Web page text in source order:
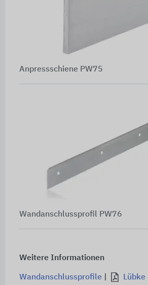
Anpressschiene PW75
Wandanschlussprofil PW76
Weitere Informationen
Wandanschlussprofile